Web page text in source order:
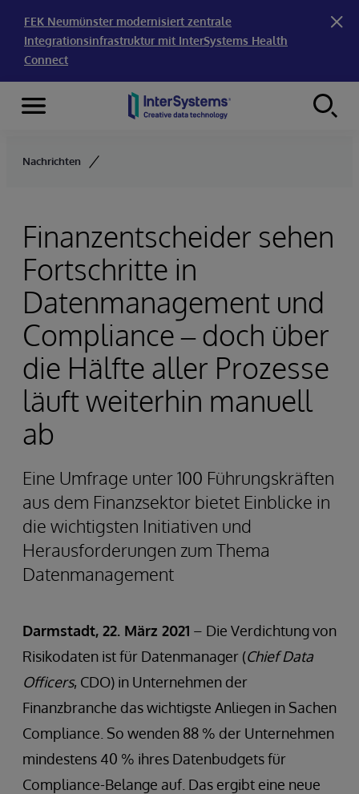
FEK Neumünster modernisiert zentrale
Integrationsinfrastruktur mit InterSystems Health
Connect
Skip to content
Menu
Nachrichten
Finanzentscheider sehen
Fortschritte in
Datenmanagement und
Compliance – doch über
die Hälfte aller Prozesse
läuft weiterhin manuell
ab
Eine Umfrage unter 100 Führungskräften
aus dem Finanzsektor bietet Einblicke in
die wichtigsten Initiativen und
Herausforderungen zum Thema
Datenmanagement
Darmstadt, 22. März 2021 – Die Verdichtung von
Risikodaten ist für Datenmanager (Chief Data
Officers, CDO) in Unternehmen der
Finanzbranche das wichtigste Anliegen in Sachen
Compliance. So wenden 88 % der Unternehmen
mindestens 40 % ihres Datenbudgets für
Compliance-Belange auf. Das ergibt eine neue